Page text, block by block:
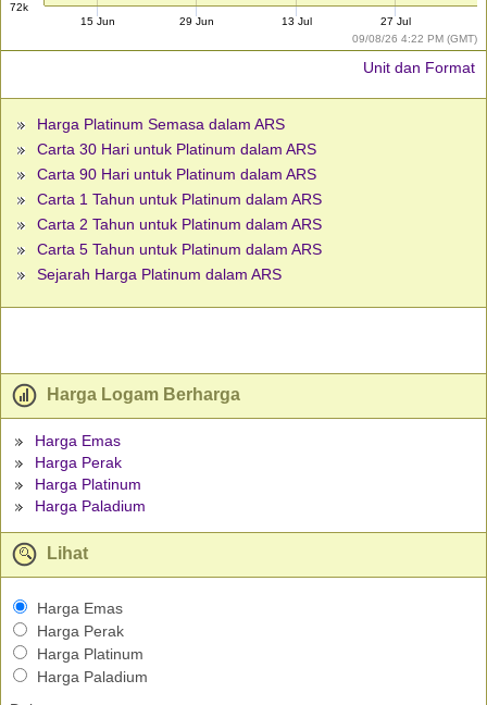
09/08/26 4:22 PM (GMT)
72k
15 Jun 29 Jun 13 Jul 27 Jul
Unit dan Format
Harga Platinum Semasa dalam ARS
Carta 30 Hari untuk Platinum dalam ARS
Carta 90 Hari untuk Platinum dalam ARS
Carta 1 Tahun untuk Platinum dalam ARS
Carta 2 Tahun untuk Platinum dalam ARS
Carta 5 Tahun untuk Platinum dalam ARS
Sejarah Harga Platinum dalam ARS
Harga Logam Berharga
Harga Emas
Harga Perak
Harga Platinum
Harga Paladium
Lihat
Harga Emas
Harga Perak
Harga Platinum
Harga Paladium